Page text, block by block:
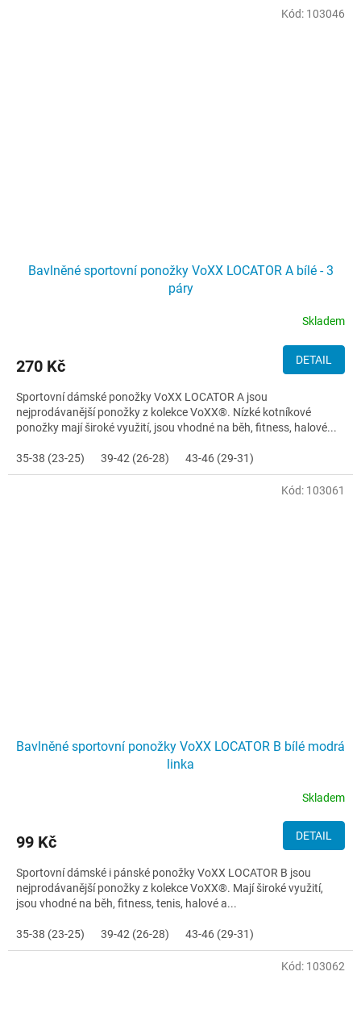
Bavlněné sportovní ponožky VoXX LOCATOR A bílé - 3
páry
Skladem
270 Kč DETAIL
Sportovní dámské ponožky VoXX LOCATOR A jsou
nejprodávanější ponožky z kolekce VoXX®. Nízké kotníkové
ponožky mají široké využití, jsou vhodné na běh, fitness, halové...
35-38 (23-25) 39-42 (26-28) 43-46 (29-31)
Kód: 103046
Bavlněné sportovní ponožky VoXX LOCATOR B bílé modrá
linka
Skladem
99 Kč DETAIL
Sportovní dámské i pánské ponožky VoXX LOCATOR B jsou
nejprodávanější ponožky z kolekce VoXX®. Mají široké využití,
jsou vhodné na běh, fitness, tenis, halové a...
35-38 (23-25) 39-42 (26-28) 43-46 (29-31)
Kód: 103061
Kód: 103062